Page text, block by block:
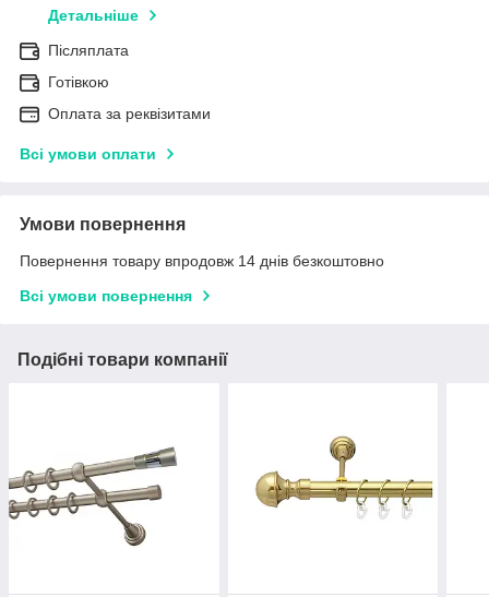
Детальніше
Післяплата
Готівкою
Оплата за реквізитами
Всі умови оплати
Умови повернення
Повернення товару впродовж 14 днів безкоштовно
Всі умови повернення
Подібні товари компанії